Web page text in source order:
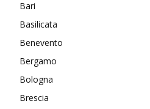
Bari
Basilicata
Benevento
Bergamo
Bologna
Brescia